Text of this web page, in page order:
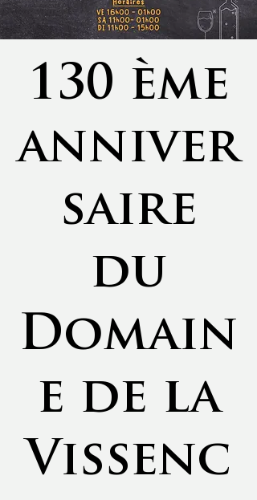
130 ème
anniver
saire
du
Domain
e de la
Vissenc